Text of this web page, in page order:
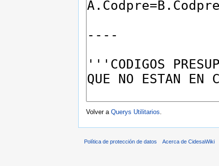
Volver a Querys Utilitarios
Política de protección de datos Acerca de CidesaWiki